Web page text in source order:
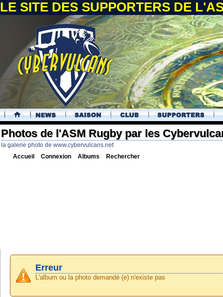
LE SITE DES SUPPORTERS DE
.
Photos de l'ASM Rugby par les
la galerie photo de www.cybervulcans.net
Accueil Connexion Albums Rechercher
Erreur
L'album ou la photo demandé (e) n'existe pas